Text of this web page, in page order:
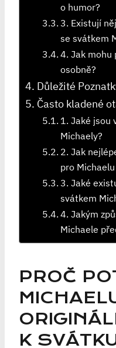
o humor?
3. Existují
se svátkem
4. Jak mohu
osobně?
Důležité
Často kladené
1. Jaké jsou
Michaely?
2. Jak
pro
3. Jaké
svátkem
4. Jakým
Michaele
PROČ
K